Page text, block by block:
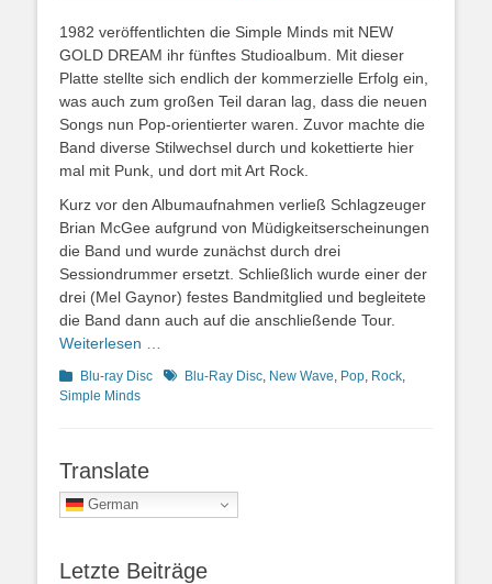
1982 veröffentlichten die Simple Minds mit NEW
GOLD DREAM ihr fünftes Studioalbum. Mit dieser
Platte stellte sich endlich der kommerzielle Erfolg ein,
was auch zum großen Teil daran lag, dass die neuen
Songs nun Pop-orientierter waren. Zuvor machte die
Band diverse Stilwechsel durch und kokettierte hier
mal mit Punk, und dort mit Art Rock.
Kurz vor den Albumaufnahmen verließ Schlagzeuger
Brian McGee aufgrund von Müdigkeitserscheinungen
die Band und wurde zunächst durch drei
Sessiondrummer ersetzt. Schließlich wurde einer der
drei (Mel Gaynor) festes Bandmitglied und begleitete
die Band dann auch auf die anschließende Tour.
Weiterlesen …
Kategorien
Blu-ray Disc Schlagworte
Blu-Ray Disc New Wave Pop Rock
Simple Minds
Translate
German
Letzte Beiträge